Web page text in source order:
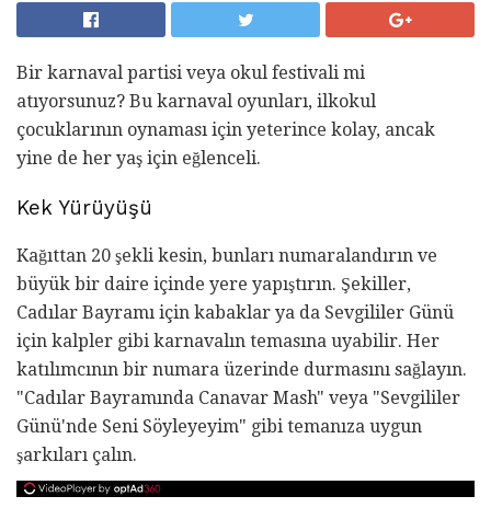
Bir karnaval partisi veya okul festivali mi
atıyorsunuz? Bu karnaval oyunları, ilkokul
çocuklarının oynaması için yeterince kolay, ancak
yine de her yaş için eğlenceli.
Kek Yürüyüşü
Kağıttan 20 şekli kesin, bunları numaralandırın ve
büyük bir daire içinde yere yapıştırın. Şekiller,
Cadılar Bayramı için kabaklar ya da Sevgililer Günü
için kalpler gibi karnavalın temasına uyabilir. Her
katılımcının bir numara üzerinde durmasını sağlayın.
"Cadılar Bayramında Canavar Mash" veya "Sevgililer
Günü'nde Seni Söyleyeyim" gibi temanıza uygun
şarkıları çalın.